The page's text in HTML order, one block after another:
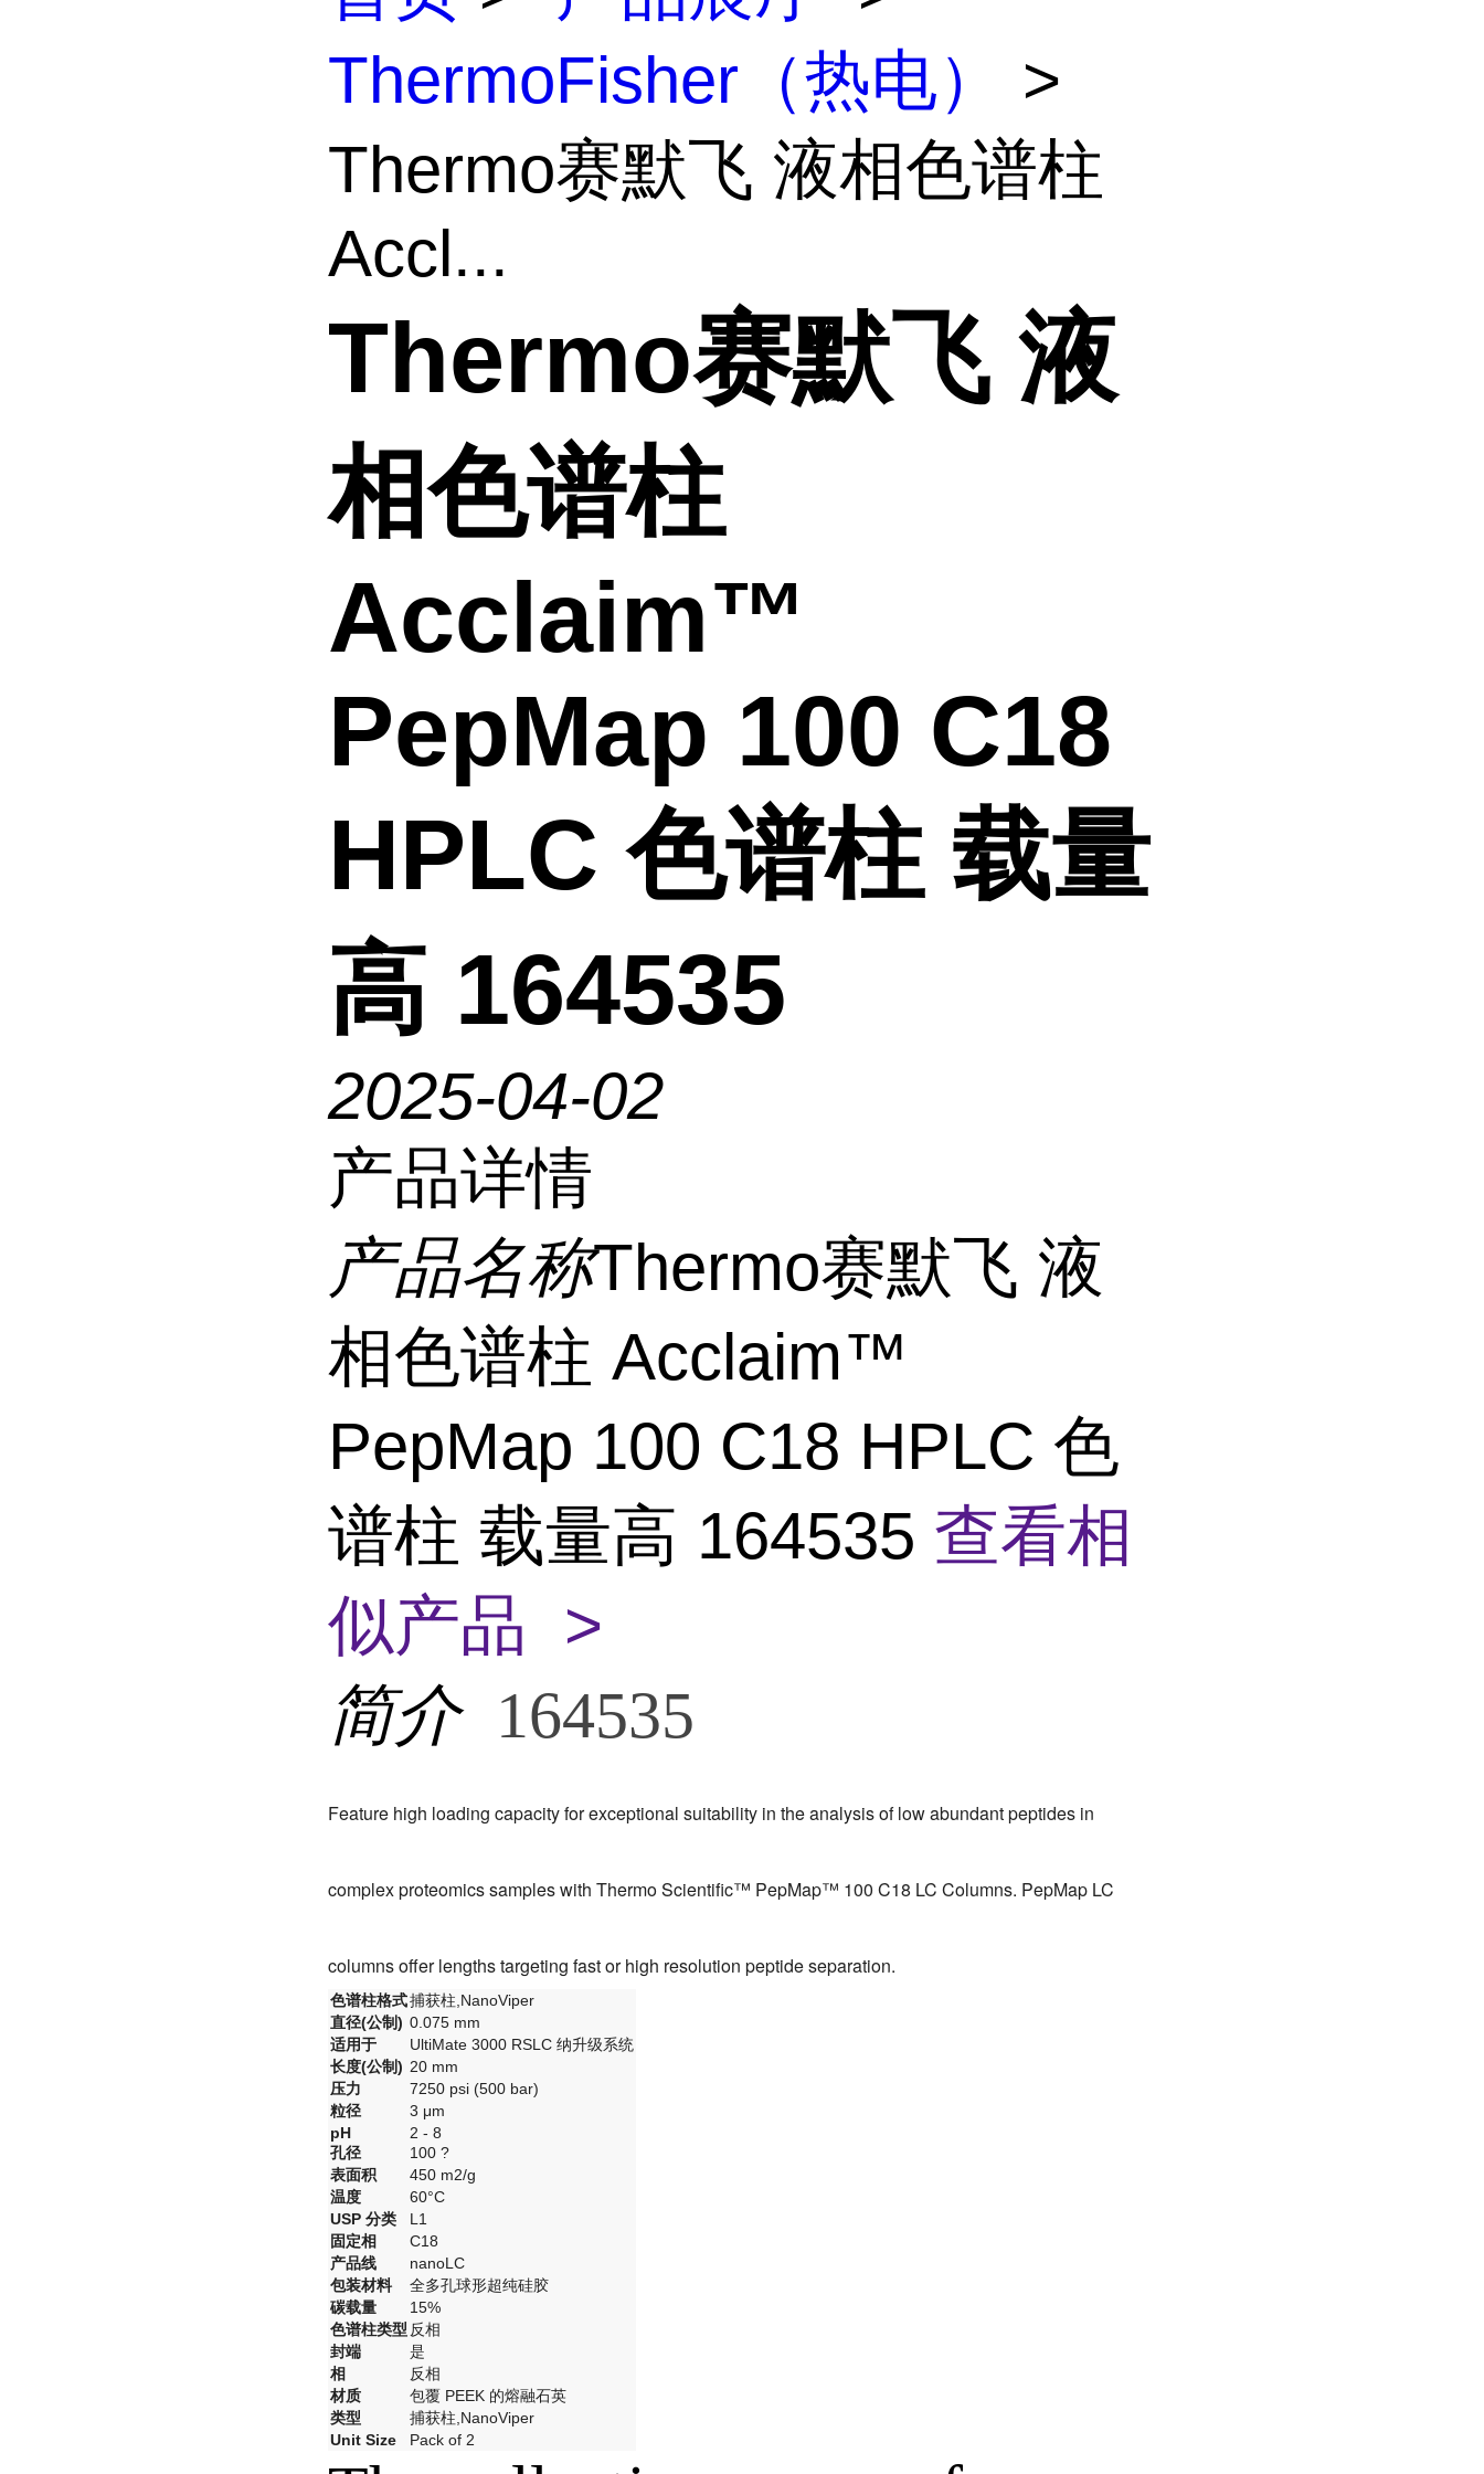
ThermoFisher（热电）
>
Thermo赛默飞 液相色谱柱
Accl...
Thermo赛默飞 液
相色谱柱
Acclaim™
PepMap 100 C18
HPLC 色谱柱 载量
高 164535
2025-04-02
产品详情
产品名称Thermo赛默飞 液
相色谱柱 Acclaim™
PepMap 100 C18 HPLC 色
谱柱 载量高 164535 查看相
似产品 >
简介 164535
Feature high loading capacity for exceptional suitability in the analysis of low abundant peptides in
complex proteomics samples with Thermo Scientific™ PepMap™ 100 C18 LC Columns. PepMap LC
columns offer lengths targeting fast or high resolution peptide separation.
色谱柱格式捕获柱,NanoViper
直径(公制) 0.075 mm
适用于
UltiMate 3000 RSLC 纳升级系统
长度(公制) 20 mm
压力
7250 psi (500 bar)
粒径
3 μm
pH
2 - 8
孔径
100 ?
表面积
450 m2/g
温度
60°C
USP 分类
L1
固定相
C18
产品线
nanoLC
包装材料
全多孔球形超纯硅胶
碳载量
15%
色谱柱类型 反相
封端
是
相
反相
材质
包覆 PEEK 的熔融石英
类型
捕获柱,NanoViper
Unit Size
Pack of 2